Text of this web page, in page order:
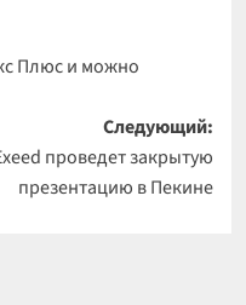
Плюс и можно
Следующий:
проведет закрытую
презентацию в Пекине